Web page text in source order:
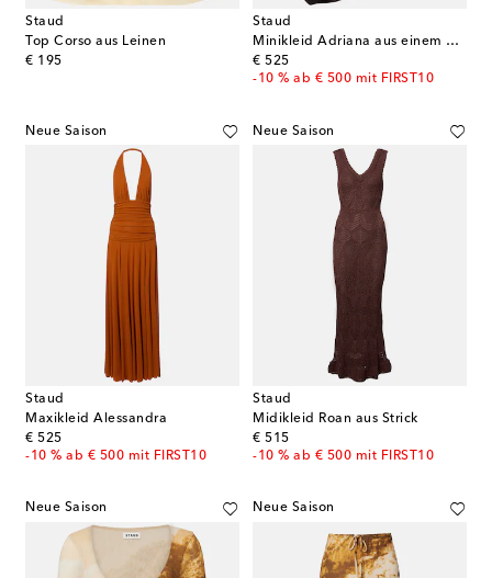
Staud
Top Corso aus Leinen
€ 195
original price
Staud
Minikleid Adriana aus einem Seidengemisch
€ 525
original price
-10 % ab € 500 mit FIRST10
Neue Saison
Staud
Maxikleid Alessandra
€ 525
original price
-10 % ab € 500 mit FIRST10
Neue Saison
Staud
Midikleid Roan aus Strick
€ 515
original price
-10 % ab € 500 mit FIRST10
Neue Saison Neue Saison